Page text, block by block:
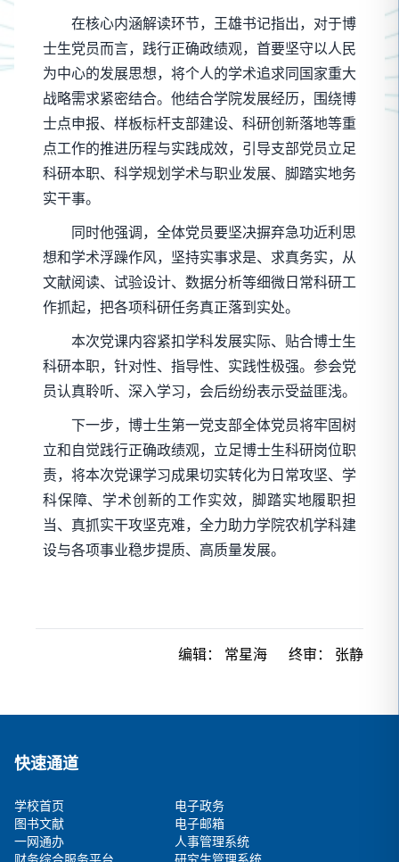
在核心内涵解读环节，王雄书记指出，对于博
士生党员而言，践行正确政绩观，首要坚守以人民
为中心的发展思想，将个人的学术追求同国家重大
战略需求紧密结合。他结合学院发展经历，围绕博
士点申报、样板标杆支部建设、科研创新落地等重
点工作的推进历程与实践成效，引导支部党员立足
科研本职、科学规划学术与职业发展、脚踏实地务
实干事。
同时他强调，全体党员要坚决摒弃急功近利思
想和学术浮躁作风，坚持实事求是、求真务实，从
文献阅读、试验设计、数据分析等细微日常科研工
作抓起，把各项科研任务真正落到实处。
本次党课内容紧扣学科发展实际、贴合博士生
科研本职，针对性、指导性、实践性极强。参会党
员认真聆听、深入学习，会后纷纷表示受益匪浅。
下一步，博士生第一党支部全体党员将牢固树
立和自觉践行正确政绩观，立足博士生科研岗位职
责，将本次党课学习成果切实转化为日常攻坚、学
科保障、学术创新的工作实效，脚踏实地履职担
当、真抓实干攻坚克难，全力助力学院农机学科建
设与各项事业稳步提质、高质量发展。
编辑： 常星海 终审： 张静
快速通道
学校首页
电子政务
图书文献
电子邮箱
一网通办
人事管理系统
财务综合服务平台
研究生管理系统